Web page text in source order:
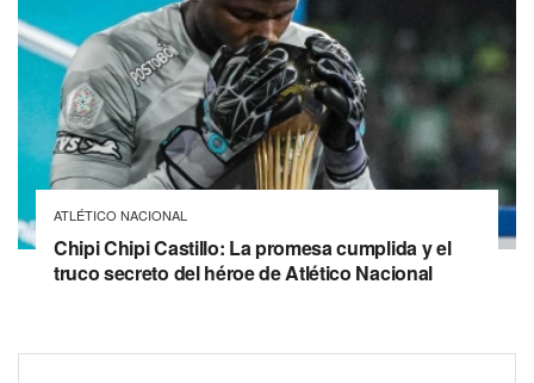
ATLÉTICO NACIONAL
Chipi Chipi Castillo: La promesa cumplida y el
truco secreto del héroe de Atlético Nacional